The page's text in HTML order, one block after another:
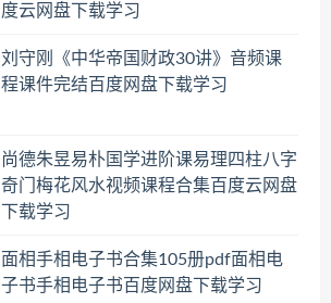
度云网盘下载学习
刘守刚《中华帝国财政30讲》音频课
程课件完结百度网盘下载学习
尚德朱昱易朴国学进阶课易理四柱八字
奇门梅花风水视频课程合集百度云网盘
下载学习
面相手相电子书合集105册pdf面相电
子书手相电子书百度网盘下载学习